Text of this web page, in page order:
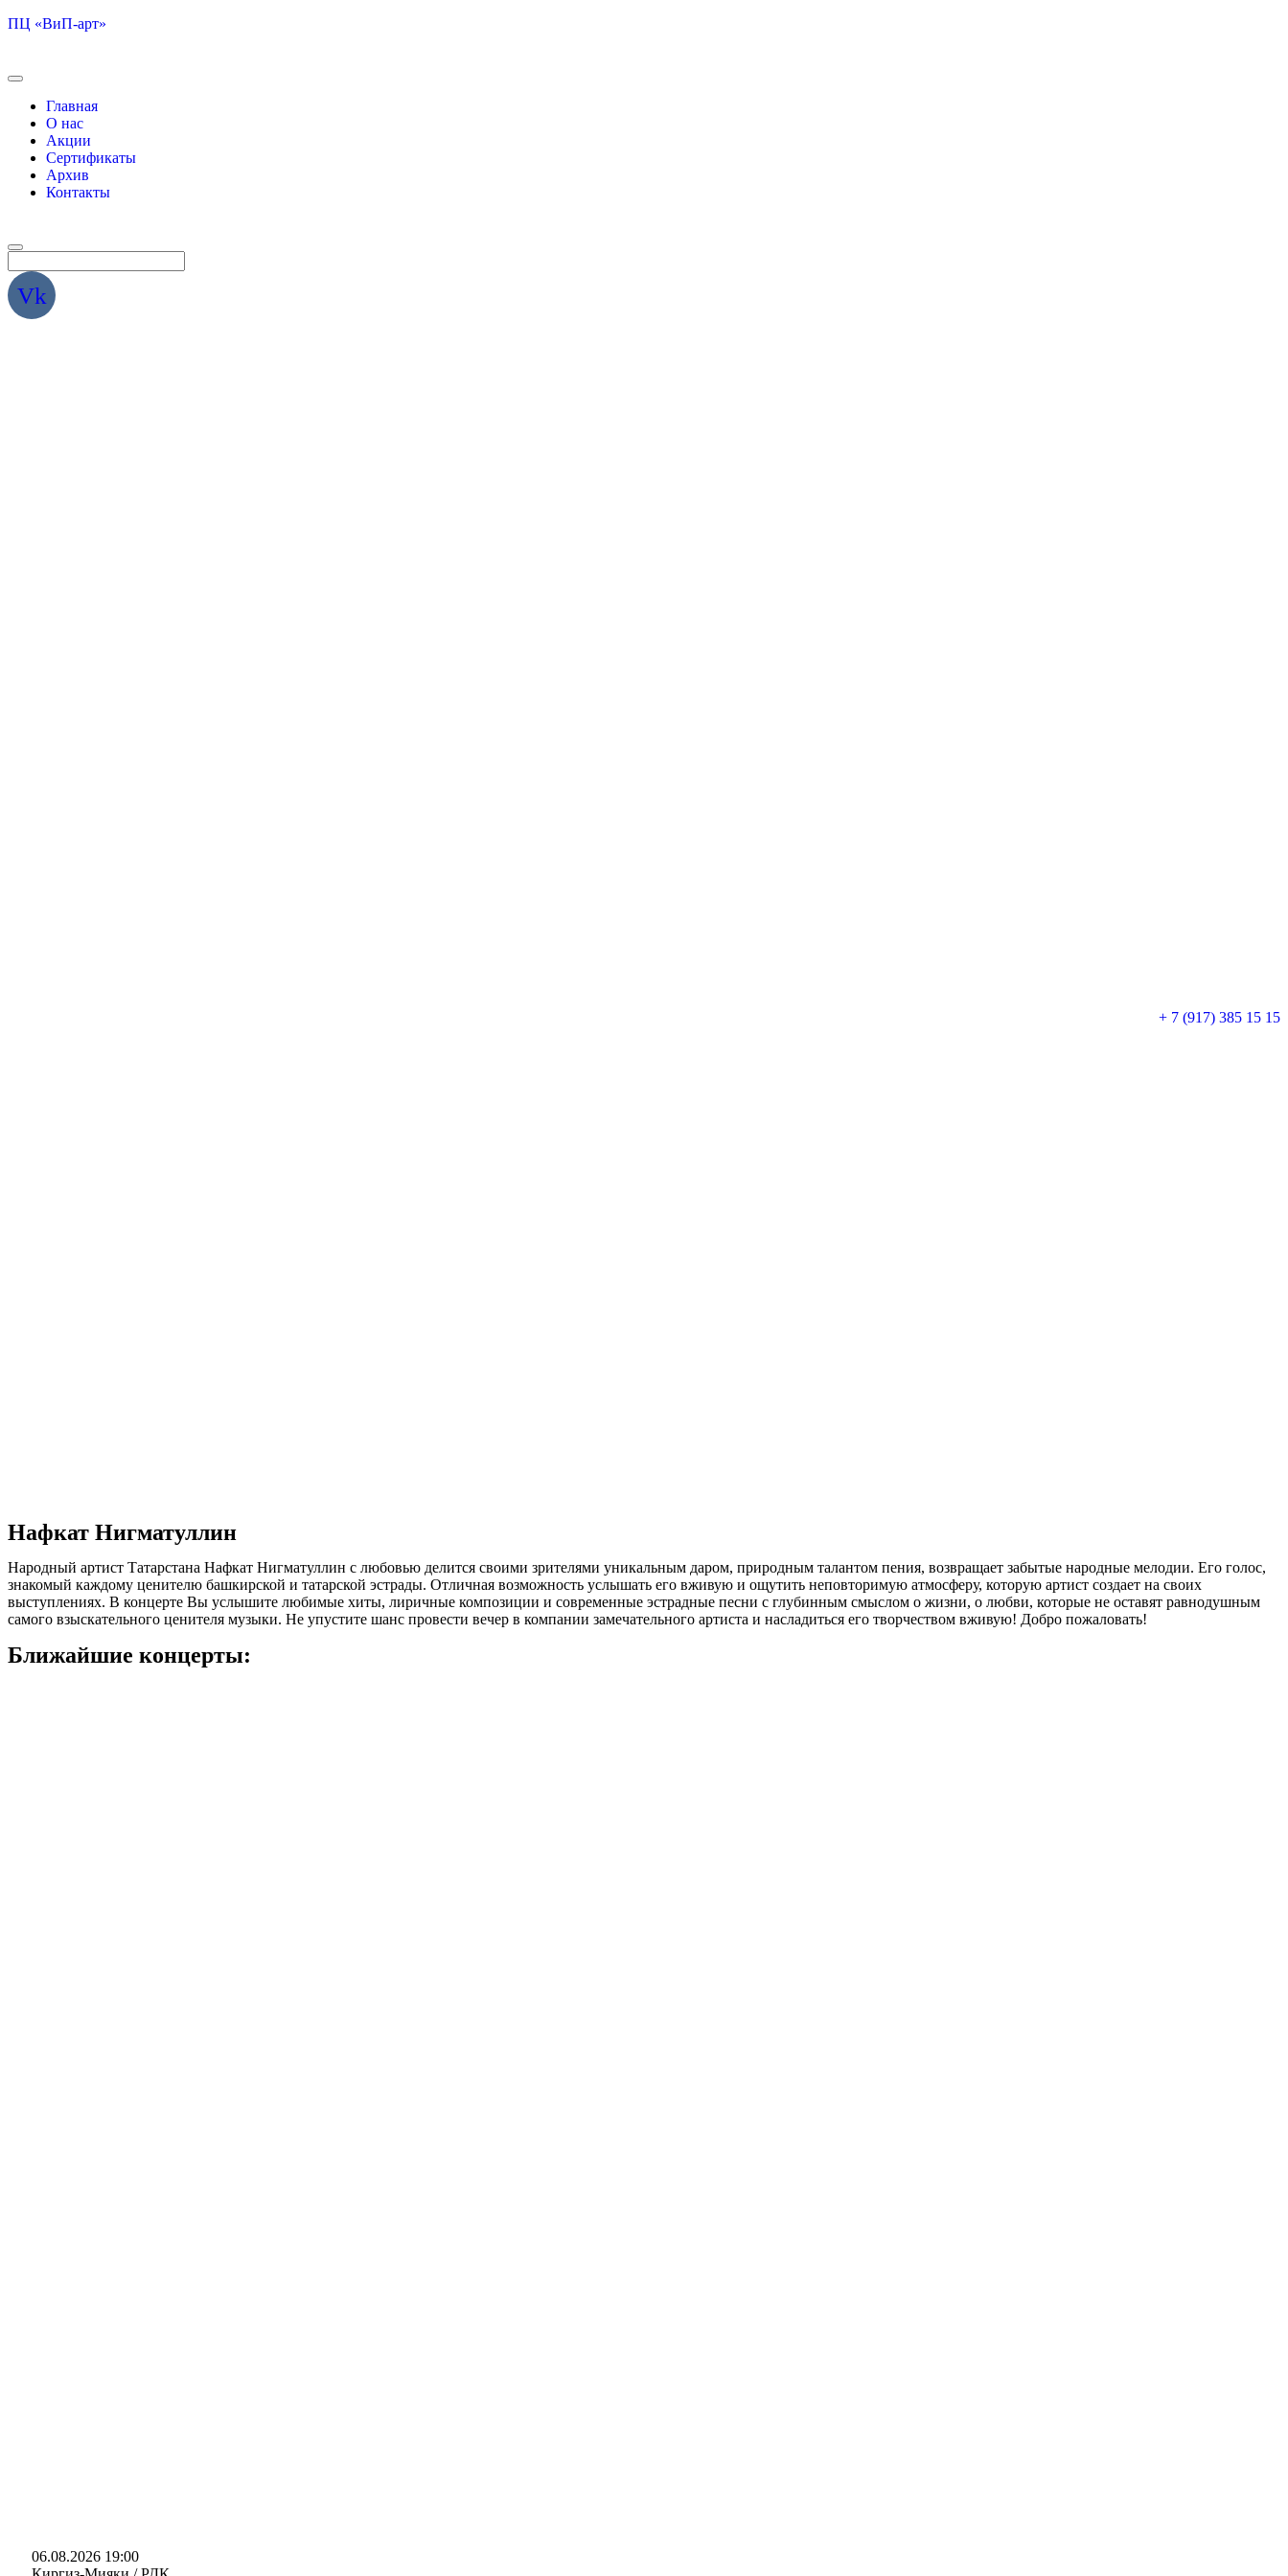
ПЦ «ВиП-арт»
Главная
О нас
Акции
Сертификаты
Архив
Контакты
Vk
+ 7 (917) 385 15 15
Нафкат Нигматуллин
Народный артист Татарстана Нафкат Нигматуллин с любовью делится своими зрителями уникальным даром, природным талантом пения, возвращает забытые народные мелодии. Его голос,
знакомый каждому ценителю башкирской и татарской эстрады. Отличная возможность услышать его вживую и ощутить неповторимую атмосферу, которую артист создает на своих
выступлениях. В концерте Вы услышите любимые хиты, лиричные композиции и современные эстрадные песни с глубинным смыслом о жизни, о любви, которые не оставят равнодушным
самого взыскательного ценителя музыки. Не упустите шанс провести вечер в компании замечательного артиста и насладиться его творчеством вживую! Добро пожаловать!
Ближайшие концерты:
06.08.2026 19:00